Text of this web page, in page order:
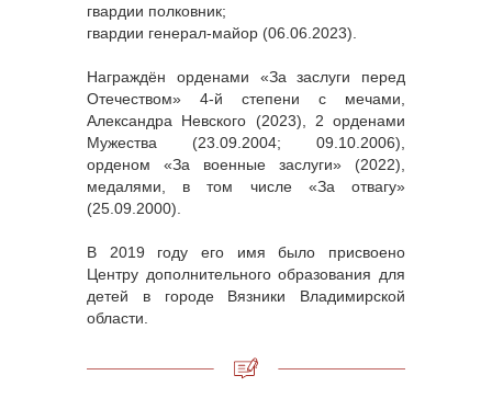
гвардии полковник;
гвардии генерал-майор (06.06.2023).
Награждён орденами «За заслуги перед
Отечеством» 4-й степени с мечами,
Александра Невского (2023), 2 орденами
Мужества (23.09.2004; 09.10.2006),
орденом «За военные заслуги» (2022),
медалями, в том числе «За отвагу»
(25.09.2000).
В 2019 году его имя было присвоено
Центру дополнительного образования для
детей в городе Вязники Владимирской
области.